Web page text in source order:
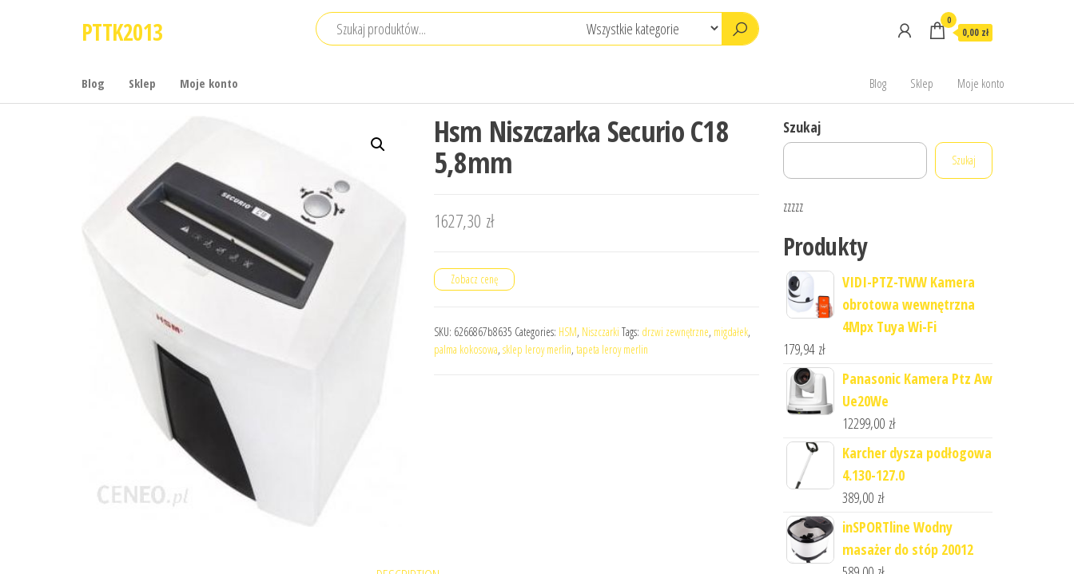
PTTK2013 0
0,00 zł
Blog Sklep Moje konto Blog Sklep Moje konto
Hsm Niszczarka Securio C18
5,8mm
1627,30 zł
Zobacz cenę
SKU: 6266867b8635 Categories: HSM, Niszczarki Tags: drzwi zewnętrzne, migdałek,
palma kokosowa, sklep leroy merlin, tapeta leroy merlin
Szukaj
Szukaj
zzzzz
Produkty
VIDI-PTZ-TWW Kamera
obrotowa wewnętrzna
4Mpx Tuya Wi-Fi
179,94 zł
Panasonic Kamera Ptz Aw
Ue20We
12299,00 zł
Karcher dysza podłogowa
4.130-127.0
389,00 zł
inSPORTline Wodny
masażer do stóp 20012